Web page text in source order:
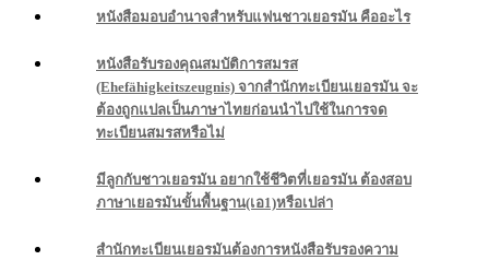
หนังสือมอบอำนาจสำหรับแฟนชาวเยอรมัน คืออะไร
หนังสือรับรองคุณสมบัติการสมรส
(Ehefähigkeitszeugnis) จากสำนักทะเบียนเยอรมัน จะ
ต้องถูกแปลเป็นภาษาไทยก่อนนำไปใช้ในการจด
ทะเบียนสมรสหรือไม่
มีลูกกับชาวเยอรมัน อยากใช้ชีวิตที่เยอรมัน ต้องสอบ
ภาษาเยอรมันขั้นพื้นฐาน(เอ1)หรือเปล่า
สำนักทะเบียนเยอรมันต้องการหนังสือรับรองความ